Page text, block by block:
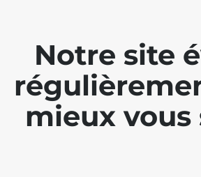
Notre site
mieux vous